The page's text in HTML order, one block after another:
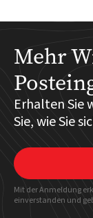
Mehr
Erhalten Sie
Sie, wie Sie
Mit der Anmeldung
einverstanden und